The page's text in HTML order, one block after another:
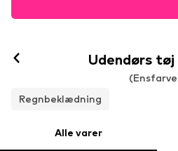
Udendørs
Regnbeklædning
Alle varer